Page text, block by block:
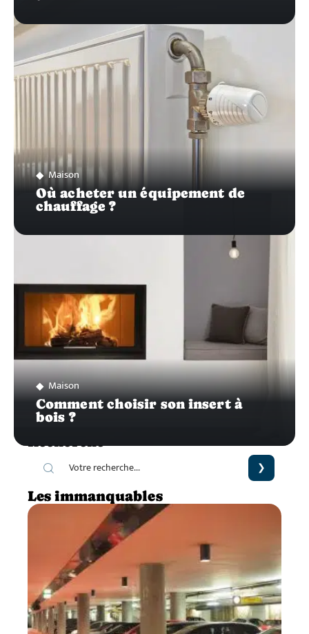
Maison
Où acheter un équipement de
chauffage ?
Maison
Comment choisir son insert à
bois ?
Recherche
Les immanquables